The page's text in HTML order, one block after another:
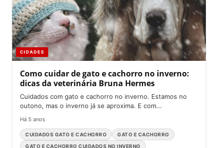
CIDADES
Como cuidar de gato e cachorro no inverno:
dicas da veterinária Bruna Hermes
Cuidados com gato e cachorro no inverno. Estamos no
outono, mas o inverno já se aproxima. E com...
Há 5 anos
CUIDADOS GATO E CACHORRO
GATO E CACHORRO
GATO E CACHORRO CUIDADOS NO INVERNO